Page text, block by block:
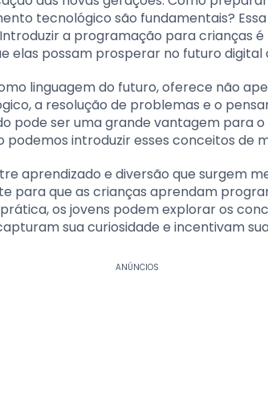
tecnológico são fundamentais?
a programação para crianças é
elas possam prosperar no futuro digital
linguagem do futuro, oferece não
a resolução de problemas e o
pode ser uma grande vantagem para
podemos introduzir esses conceitos de
aprendizado e diversão que surgem
para que as crianças aprendam
os jovens podem explorar os
sua curiosidade e incentivam
ANÚNCIOS